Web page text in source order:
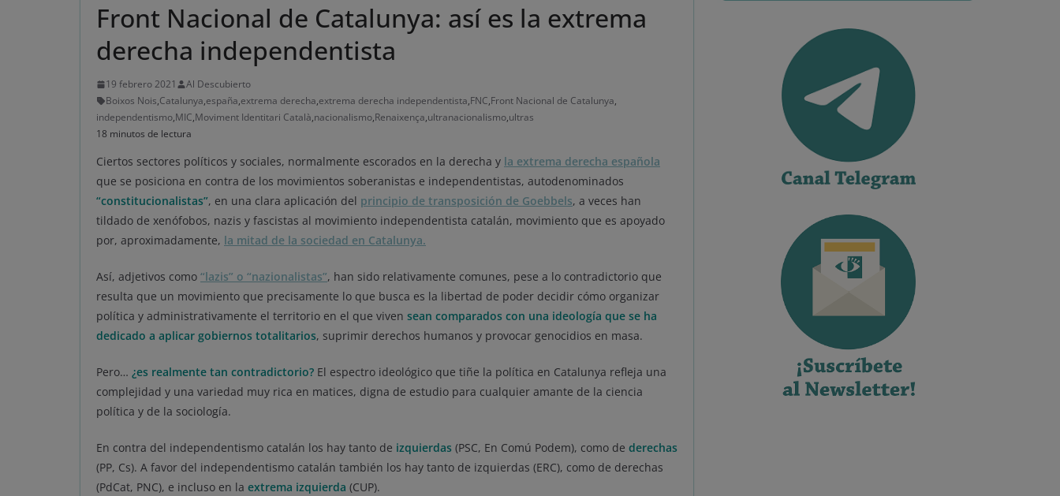
Front Nacional de Catalunya: así es la extrema
derecha independentista
19 febrero 2021
Al Descubierto
Boixos Nois,Catalunya,españa,extrema derecha,extrema derecha independentista,FNC,Front Nacional de Catalunya,
independentismo,MIC,Moviment Identitari Català,nacionalismo,Renaixença,ultranacionalismo,ultras
18 minutos de lectura
Ciertos sectores políticos y sociales, normalmente escorados en la derecha y la extrema derecha española
que se posiciona en contra de los movimientos soberanistas e independentistas, autodenominados
“constitucionalistas”, en una clara aplicación del principio de transposición de Goebbels, a veces han
tildado de xenófobos, nazis y fascistas al movimiento independentista catalán, movimiento que es apoyado
por, aproximadamente, la mitad de la sociedad en Catalunya.
Así, adjetivos como “lazis” o “nazionalistas”, han sido relativamente comunes, pese a lo contradictorio que
resulta que un movimiento que precisamente lo que busca es la libertad de poder decidir cómo organizar
política y administrativamente el territorio en el que viven sean comparados con una ideología que se ha
dedicado a aplicar gobiernos totalitarios, suprimir derechos humanos y provocar genocidios en masa.
Pero… ¿es realmente tan contradictorio? El espectro ideológico que tiñe la política en Catalunya refleja una
complejidad y una variedad muy rica en matices, digna de estudio para cualquier amante de la ciencia
política y de la sociología.
En contra del independentismo catalán los hay tanto de izquierdas (PSC, En Comú Podem), como de derechas
(PP, Cs). A favor del independentismo catalán también los hay tanto de izquierdas (ERC), como de derechas
(PdCat, PNC), e incluso en la extrema izquierda (CUP).